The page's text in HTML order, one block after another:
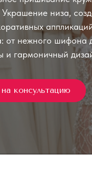
низа,
от нежного шифона
и гармоничный
консультацию